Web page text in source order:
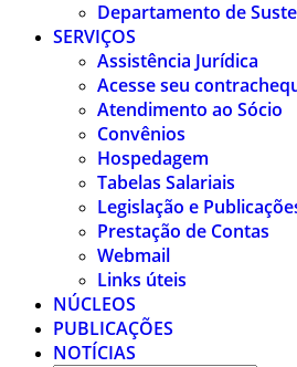
Departamento de
SERVIÇOS
Assistência Jurídica
Acesse seu
Atendimento ao Sócio
Convênios
Hospedagem
Tabelas Salariais
Legislação e
Prestação de Contas
Webmail
Links úteis
NÚCLEOS
PUBLICAÇÕES
NOTÍCIAS